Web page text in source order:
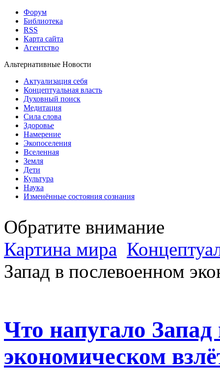
Форум
Библиотека
RSS
Карта сайта
Агентство
Альтернативные Новости
Актуализация себя
Концептуальная власть
Духовный поиск
Медитация
Сила слова
Здоровье
Намерение
Экопоселения
Вселенная
Земля
Дети
Культура
Наука
Изменённые состояния сознания
Обратите внимание
Картина мира
Запад в послевоенном
Что напугало
экономическом